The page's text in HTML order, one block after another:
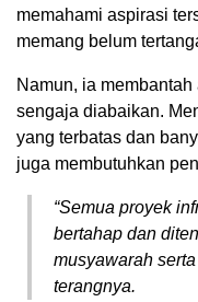
memahami aspirasi
memang belum
Namun, ia
sengaja diabaikan.
yang terbatas dan
juga membutuhkan
“Semua proyek
bertahap dan
musyawarah
terangnya.